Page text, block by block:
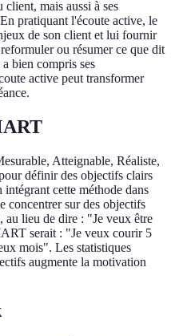
mais aussi à ses
pratiquant l'écoute active, le
de son client et lui fournir
ou résumer ce que dit
bien compris ses
active peut transformer
Atteignable, Réaliste,
définir des objectifs clairs
cette méthode dans
concentrer sur des objectifs
au lieu de dire : "Je veux être
serait : "Je veux courir 5
mois". Les statistiques
augmente la motivation